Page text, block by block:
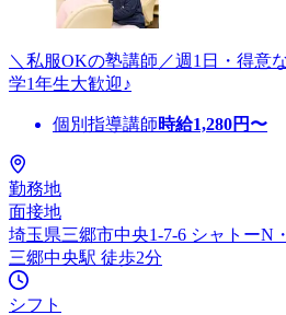
＼私服OKの塾講師／週1日・得意
学1年生大歓迎♪
個別指導講師時給1,280円〜
勤務地
面接地
埼玉県三郷市中央1-7-6 シャトーN
三郷中央駅 徒歩2分
シフト